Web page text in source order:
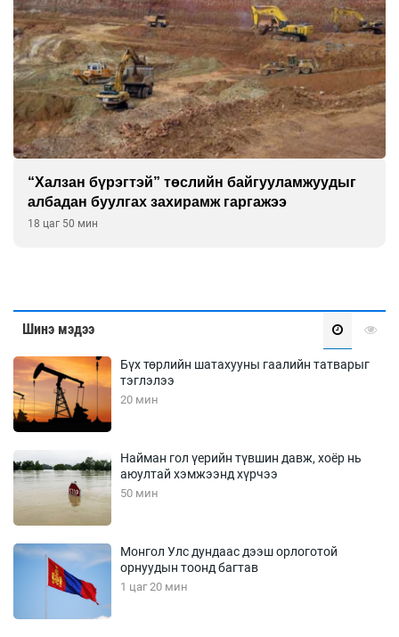
Бэлчээрийн ургамлын гарц нийт нутгийн 55
хувьд сайн байна
19 цаг 20 мин
Шинэ мэдээ
Бүх төрлийн шатахууны гаалийн татварыг
тэглэлээ
20 мин
Найман гол үерийн түвшин давж, хоёр нь
аюултай хэмжээнд хүрчээ
50 мин
Монгол Улс дундаас дээш орлоготой
орнуудын тоонд багтав
1 цаг 20 мин